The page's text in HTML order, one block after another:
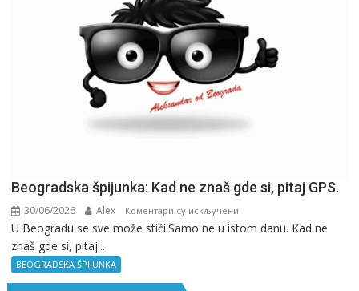
Beogradska špijunka: Kad ne znaš gde si, pitaj GPS.
30/06/2026 Alex Коментари су искључени
Beogradska
U Beogradu se sve može stići.Samo ne u istom danu. Kad ne
znaš gde si, pitaj...
BEOGRADSKA ŠPIJUNKA